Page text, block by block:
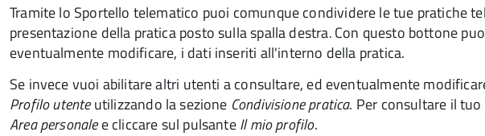
Tramite lo Sportello telematico puoi comunque condividere le tue pratiche
presentazione della pratica posto sulla spalla destra.Con questo bottone
eventualmente modificare, i dati inseriti all'interno della pratica.
Se invece vuoi abilitare altri utenti a consultare, ed eventualmente
Profilo utenteutilizzando la sezione Condivisione pratica. Per consultare il tuo
Area personalee cliccare sul pulsanteIl mio profilo.